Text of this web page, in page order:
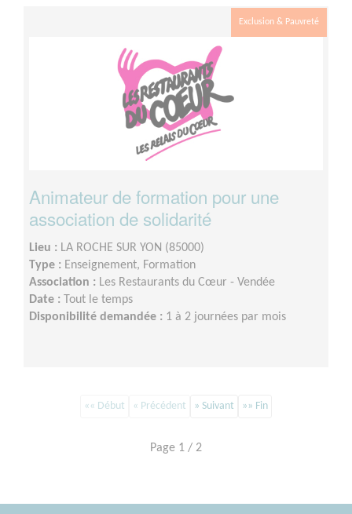
Exclusion & Pauvreté
Animateur de formation pour une
association de solidarité
Lieu : LA ROCHE SUR YON (85000)
Type : Enseignement, Formation
Association : Les Restaurants du Cœur - Vendée
Date : Tout le temps
Disponibilité demandée : 1 à 2 journées par mois
«« Début « Précédent » Suivant »» Fin
Page 1 / 2